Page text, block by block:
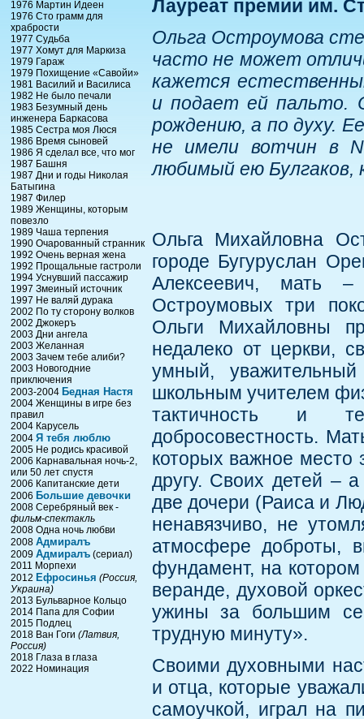
1976 Мартин Идеен
1976 Сто грамм для
храбрости
1977 Судьба
1977 Хомут для Маркиза
1979 Гараж
1979 Похищение «Савойи»
1981 Василий и Василиса
1982 Не было печали
1983 Безумный день
инженера Баркасова
1985 Сестра моя Люся
1986 Время сыновей
1986 Я сделал все, что мог
1987 Башня
1987 Дни и годы Николая
Батыгина
1987 Филер
1989 Женщины, которым
повезло
1989 Чаша терпения
1990 Очарованный странник
1992 Очень верная жена
1992 Прощальные гастроли
1994 Уснувший пассажир
1997 Змеиный источник
1997 Не валяй дурака
2002 По ту сторону волков
2002 Джокеръ
2003 Дни ангела
2003 Желанная
2003 Зачем тебе алиби?
2003 Новогодние
приключения
2003-2004 Бедная Настя
2004 Женщины в игре без
правил
2004 Карусель
2004 Я тебя люблю
2005 Не родись красивой
2006 Карнавальная ночь-2,
или 50 лет спустя
2006 Капитанские дети
2006 Большие девочки
2008 Серебряный век -
фильм-спектакль
2008 Одна ночь любви
2008 Адмиралъ
2009 Адмиралъ(сериал)
2011 Морпехи
2012 Ефросинья (Россия,
Украина)
2013 Бульварное Кольцо
2014 Папа для Софии
2015 Подлец
2018 Ван Гоги (Латвия,
Россия)
2018 Глаза в глаза
2022 Номинация
Лауреат премии им.
Ольга Остроумова
часто не может
кажется
и подает ей пальто.
рождению, а по духу.
не имели вотчин в
любимый ею Булгаков,
Ольга Михайловна
городе Бугуруслан
Алексеевич, мать
Остроумовых три
Ольги Михайловны
недалеко от церкви,
умный,
школьным учителем
тактичность и
добросовестность.
которых важное место
другу. Своих детей –
две дочери (Раиса и
ненавязчиво, не
атмосфере доброты,
фундамент, на
веранде, духовой
ужины за большим
трудную минуту».
Своими духовными
и отца, которые
самоучкой, играл на